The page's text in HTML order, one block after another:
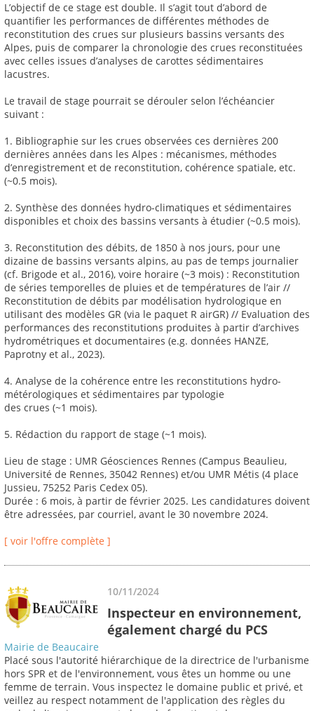
L’objectif de ce stage est double. Il s’agit tout d’abord de
quantifier les performances de différentes méthodes de
reconstitution des crues sur plusieurs bassins versants des
Alpes, puis de comparer la chronologie des crues reconstituées
avec celles issues d’analyses de carottes sédimentaires
lacustres.
Le travail de stage pourrait se dérouler selon l’échéancier
suivant :
1. Bibliographie sur les crues observées ces dernières 200
dernières années dans les Alpes : mécanismes, méthodes
d’enregistrement et de reconstitution, cohérence spatiale, etc.
(~0.5 mois).
2. Synthèse des données hydro-climatiques et sédimentaires
disponibles et choix des bassins versants à étudier (~0.5 mois).
3. Reconstitution des débits, de 1850 à nos jours, pour une
dizaine de bassins versants alpins, au pas de temps journalier
(cf. Brigode et al., 2016), voire horaire (~3 mois) : Reconstitution
de séries temporelles de pluies et de températures de l’air //
Reconstitution de débits par modélisation hydrologique en
utilisant des modèles GR (via le paquet R airGR) // Evaluation des
performances des reconstitutions produites à partir d’archives
hydrométriques et documentaires (e.g. données HANZE,
Paprotny et al., 2023).
4. Analyse de la cohérence entre les reconstitutions hydro-
métérologiques et sédimentaires par typologie
des crues (~1 mois).
5. Rédaction du rapport de stage (~1 mois).
Lieu de stage : UMR Géosciences Rennes (Campus Beaulieu,
Université de Rennes, 35042 Rennes) et/ou UMR Métis (4 place
Jussieu, 75252 Paris Cedex 05).
Durée : 6 mois, à partir de février 2025. Les candidatures doivent
être adressées, par courriel, avant le 30 novembre 2024.
[ voir l'offre complète ]
10/11/2024
Inspecteur en environnement,
également chargé du PCS
Mairie de Beaucaire
Placé sous l'autorité hiérarchique de la directrice de l'urbanisme
hors SPR et de l'environnement, vous êtes un homme ou une
femme de terrain. Vous inspectez le domaine public et privé, et
veillez au respect notamment de l'application des règles du